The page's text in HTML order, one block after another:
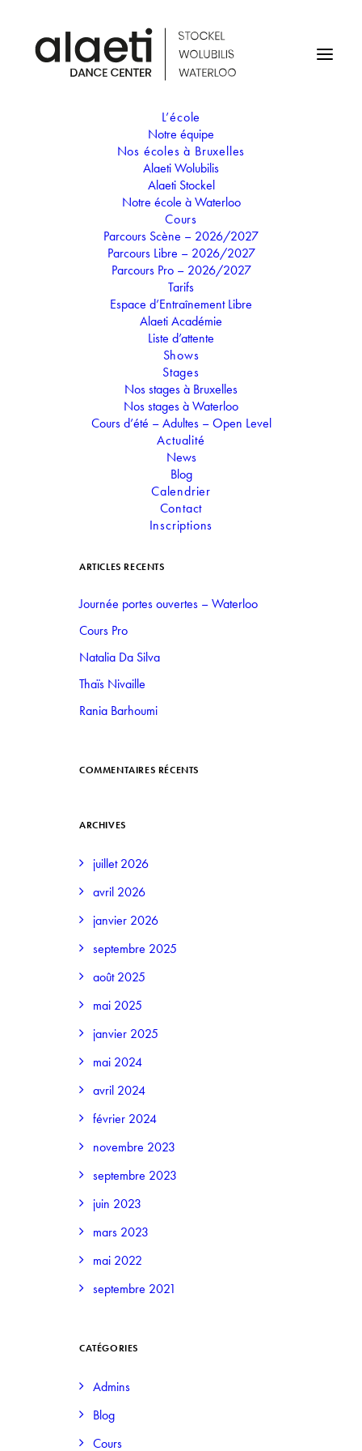
L’école
Notre équipe
Nos écoles à Bruxelles
Alaeti Wolubilis
Alaeti Stockel
Notre école à Waterloo
Cours
Parcours Scène – 2026/2027
Parcours Libre – 2026/2027
Parcours Pro – 2026/2027
Tarifs
Espace d’Entraînement Libre
Alaeti Académie
Liste d’attente
Shows
Stages
Nos stages à Bruxelles
Nos stages à Waterloo
Cours d’été – Adultes – Open Level
Actualité
News
Blog
Calendrier
Contact
Inscriptions
Events by Âge
3-4 ANS
UPCOMING EVENTS
NO EVENTS
ARTICLES RÉCENTS
Journée portes ouvertes – Waterloo
Cours Pro
Natalia Da Silva
Thaïs Nivaille
Rania Barhoumi
COMMENTAIRES RÉCENTS
ARCHIVES
juillet 2026
avril 2026
janvier 2026
septembre 2025
août 2025
mai 2025
janvier 2025
mai 2024
avril 2024
février 2024
novembre 2023
septembre 2023
juin 2023
mars 2023
mai 2022
septembre 2021
CATÉGORIES
Admins
Blog
Cours